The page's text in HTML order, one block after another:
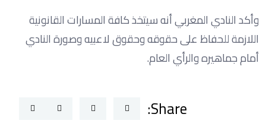
وأكد النادي المغربي أنه سيتخذ كافة المسارات القانونية
اللازمة للحفاظ على حقوقه وحقوق لاعبيه وصورة النادي
أمام جماهيره والرأي العام.
Share: